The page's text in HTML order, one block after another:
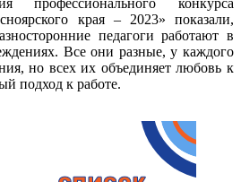
профессионального конкурса
края – 2023» показали,
педагоги работают в
Все они разные, у каждого
но всех их объединяет любовь к
подход к работе.